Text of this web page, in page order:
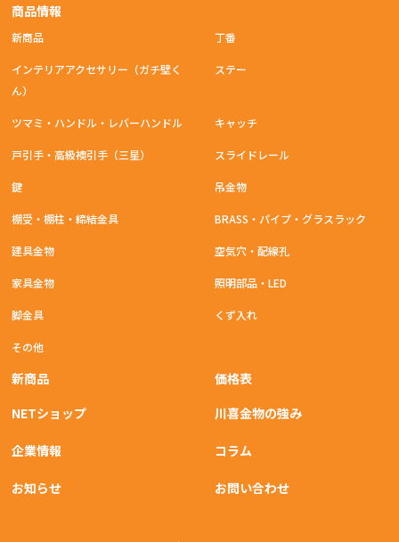
商品情報
新商品
インテリアアクセサリー（ガチ壁く
ん）
ツマミ・ハンドル・レバーハンドル
戸引手・高級襖引手（三星）
鍵
丁番
ステー
キャッチ
スライドレール
吊金物
棚受・棚柱・締結金具
建具金物
家具金物
脚金具
BRASS・パイプ・グラスラック
空気穴・配線孔
照明部品・LED
くず入れ
その他
新商品
価格表
NETショップ
川喜金物の強み
企業情報 コラム
お知らせ お問い合わせ